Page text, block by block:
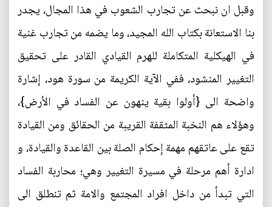
وقبل ان نبحث عن تجارب الشعوب في هذا المجال، يجدر
بنا الاستعانة بكتاب الله المجيد، وما يضمه من تجارب غنية
في الهيكلية المتكاملة للهرم القيادي القادر على تحقيق
التغيير المنشود، ففي الآية الكريمة من سورة هود، إشارة
واضحة الى {أولوا بقية ينهون عن الفساد في الأرض}،
وهؤلاء هم النخبة المثقفة القريبة من الحقائق ومن القيادة
تقع على عاتقهم مهمة إحكام الصلة بين القاعدة والقيادة، و
ادارة أهم مرحلة في مسيرة التغيير وهي؛ محاربة الفساد
التي تبدأ من داخل افراد المجتمع والامة ثم تنطلق الى